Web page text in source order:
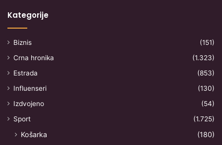
Kategorije
Biznis
(151)
Crna hronika
(1.323)
Estrada
(853)
Influenseri
(130)
Izdvojeno
(54)
Sport
(1.725)
Košarka
(180)